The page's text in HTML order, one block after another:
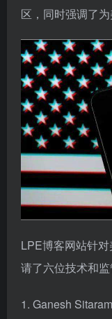
区，同时强调了
LPE博客网站针
请了六位技术和监
1. Ganesh